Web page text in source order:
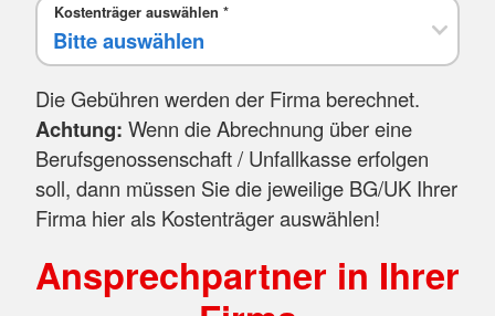
Kostenträger auswählen *
Die Gebühren werden der Firma berechnet.
Achtung: Wenn die Abrechnung über eine
Berufsgenossenschaft / Unfallkasse erfolgen
soll, dann müssen Sie die jeweilige BG/UK Ihrer
Firma hier als Kostenträger auswählen!
Ansprechpartner in Ihrer